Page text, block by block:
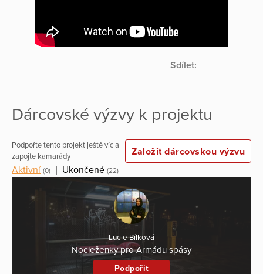
Sdílet:
Dárcovské výzvy k projektu
Podpořte tento projekt ještě víc a
zapojte kamarády
Založit dárcovskou výzvu
Aktivní (0) Ukončené (22)
Lucie Bílková
Nocleženky pro Armádu spásy
Podpořit